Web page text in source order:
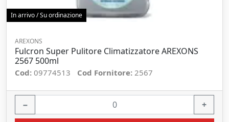
In arrivo / Su ordinazione
AREXONS
Fulcron Super Pulitore Climatizzatore AREXONS
2567 500ml
Cod: 09774513 Cod Fornitore: 2567
− +